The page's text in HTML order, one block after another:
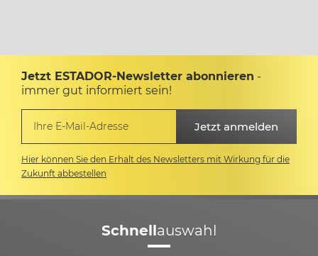
Jetzt ESTADOR-Newsletter abonnieren -
immer gut informiert sein!
Hier können Sie den Erhalt des Newsletters mit Wirkung für die
Zukunft abbestellen
Schnellauswahl